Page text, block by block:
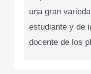
una gran
estudiante y de
docente de los